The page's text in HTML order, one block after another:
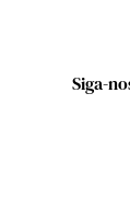
Siga-